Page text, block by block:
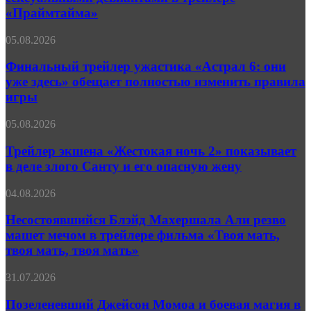
охоту
за
девиантами
трейлере
«Праймтайма»
«Праймтайма»
Финальный
ужастика
6:
они
здесь»
полностью
изменить
правила
игры
05.08.2026
Финальный трейлер ужастика «Астрал 6: они
уже здесь» обещает полностью изменить правила
игры
Трейлер
«Жестокая
ночь 2»
показывает
деле
Санту
и
его
жену
05.08.2026
Трейлер экшена «Жестокая ночь 2» показывает
в деле злого Санту и его опасную жену
Несостоявшийся
Махершала
резво
машет
в
фильма
04.08.2026
Несостоявшийся Блэйд Махершала Али резво
машет мечом в трейлере фильма «Твоя мать,
твоя мать, твоя мать»
Позеленевший
Момоа
31.07.2026
Позеленевший Джейсон Момоа и боевая магия в